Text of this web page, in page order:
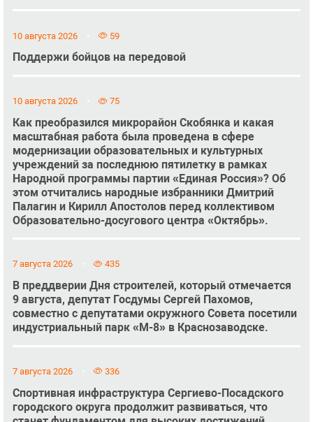
10 августа 2026 59
Поддержи бойцов на передовой
10 августа 2026 75
Как преобразился микрорайон Скобянка и какая
масштабная работа была проведена в сфере
модернизации образовательных и культурных
учреждений за последнюю пятилетку в рамках
Народной программы партии «Единая Россия»? Об
этом отчитались народные избранники Дмитрий
Палагин и Кирилл Апостолов перед коллективом
Образовательно-досугового центра «Октябрь».
7 августа 2026 435
В преддверии Дня строителей, который отмечается
9 августа, депутат Госдумы Сергей Пахомов,
совместно с депутатами окружного Совета посетили
индустриальный парк «М-8» в Краснозаводске.
7 августа 2026 336
Спортивная инфраструктура Сергиево-Посадского
городского округа продолжит развиваться, что